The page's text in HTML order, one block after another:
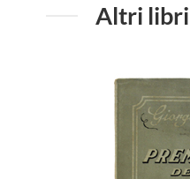
Altri